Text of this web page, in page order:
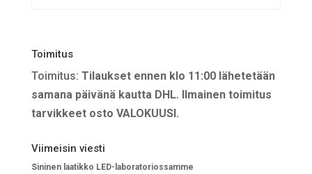
Toimitus
Toimitus: Tilaukset ennen klo 11:00 lähetetään
samana päivänä kautta DHL. Ilmainen toimitus
tarvikkeet osto VALOKUUSI.
Viimeisin viesti
Sininen laatikko LED-laboratoriossamme